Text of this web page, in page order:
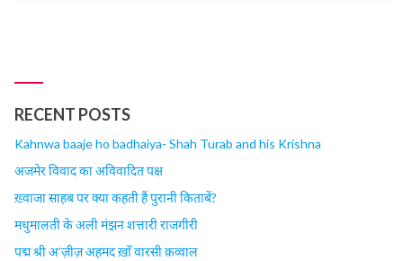
RECENT POSTS
Kahnwa baaje ho badhaiya- Shah Turab and his Krishna
अजमेर विवाद का अविवादित पक्ष
ख़्वाजा साहब पर क्या कहती हैं पुरानी किताबें?
मधुमालती के अली मंझन शत्तारी राजगीरी
पद्म श्री अ’ज़ीज़ अहमद ख़ाँ वारसी क़व्वाल